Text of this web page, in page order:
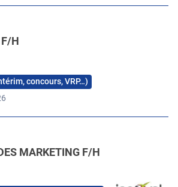
F/H
concours, VRP…)
MARKETING F/H